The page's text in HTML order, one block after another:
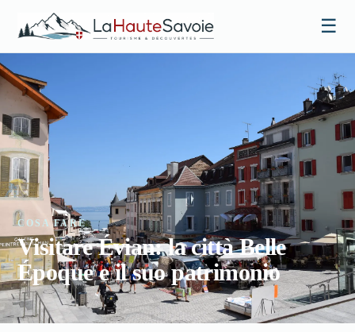
☰
COSA FARE
Visitare Évian: la città Belle
Époque e il suo patrimonio